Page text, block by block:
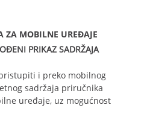
ZA MOBILNE UREĐAJE
PRIKAZ SADRŽAJA
i preko mobilnog
sadržaja priručnika
uređaje, uz mogućnost